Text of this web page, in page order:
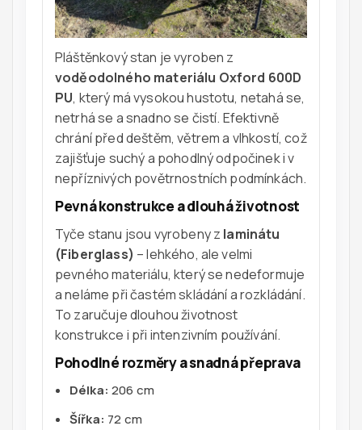
Pláštěnkový stan je vyroben z
voděodolného materiálu Oxford 600D
PU, který má vysokou hustotu, netahá se,
netrhá se a snadno se čistí. Efektivně
chrání před deštěm, větrem a vlhkostí, což
zajišťuje suchý a pohodlný odpočinek i v
nepříznivých povětrnostních podmínkách.
Pevná konstrukce a dlouhá životnost
Tyče stanu jsou vyrobeny z laminátu
(Fiberglass) – lehkého, ale velmi
pevného materiálu, který se nedeformuje
a neláme při častém skládání a rozkládání.
To zaručuje dlouhou životnost
konstrukce i při intenzivním používání.
Pohodlné rozměry a snadná přeprava
Délka: 206 cm
Šířka: 72 cm